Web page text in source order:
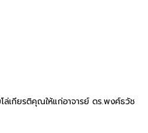
เกียรติคุณให้แก่อาจารย์ ดร.พงศ์ธวัช